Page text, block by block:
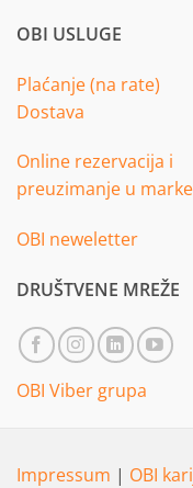
OBI USLUGE
Plaćanje (na rate)
Dostava
Online rezervacija i
preuzimanje u
OBI neweletter
DRUŠTVENE MREŽE
OBI Viber grupa
Impressum | OBI